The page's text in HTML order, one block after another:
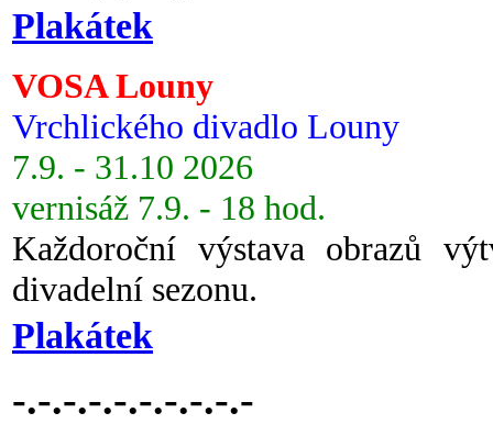
Plakátek
VOSA Louny
Vrchlického divadlo Louny
7.9. - 31.10 2026
vernisáž 7.9. - 18 hod.
Každoroční výstava obrazů
divadelní sezonu.
Plakátek
-.-.-.-.-.-.-.-.-.-